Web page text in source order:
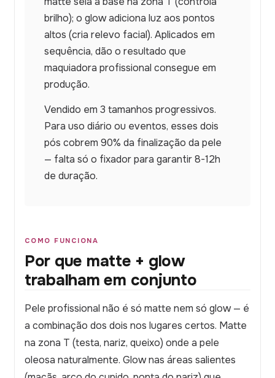
brilho); o glow adiciona luz aos pontos
altos (cria relevo facial). Aplicados em
sequência, dão o resultado que
maquiadora profissional consegue em
produção.
Vendido em 3 tamanhos progressivos.
Para uso diário ou eventos, esses dois
pós cobrem 90% da finalização da pele
— falta só o fixador para garantir 8-12h
de duração.
COMO FUNCIONA
Por que matte + glow
trabalham em conjunto
Pele profissional não é só matte nem só glow — é
a combinação dos dois nos lugares certos. Matte
na zona T (testa, nariz, queixo) onde a pele
oleosa naturalmente. Glow nas áreas salientes